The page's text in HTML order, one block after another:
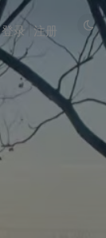
登录 注册